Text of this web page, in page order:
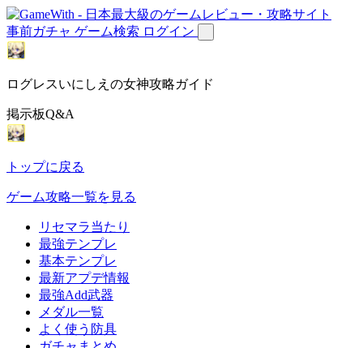
事前ガチャ ゲーム検索 ログイン
ログレスいにしえの女神攻略ガイド
掲示板Q&A
トップに戻る
ゲーム攻略一覧を見る
リセマラ当たり
最強テンプレ
基本テンプレ
最新アプデ情報
最強Add武器
メダル一覧
よく使う防具